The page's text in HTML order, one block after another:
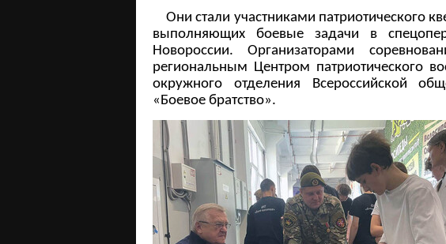
Они стали участниками патриотического
выполняющих боевые задачи в
Новороссии. Организаторами
региональным Центром патриотического
окружного отделения Всероссийской
«Боевое братство».